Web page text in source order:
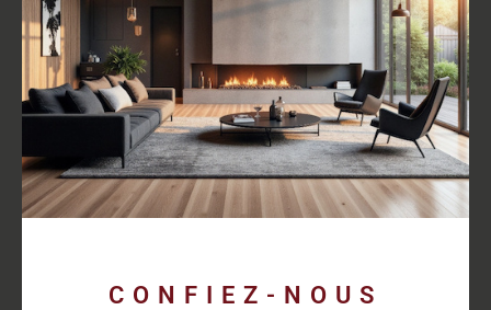
Découvrez lesannonces immobilières professionnelles au
Havreet bénéficiez d’un accompagnement sur mesure pour
concrétiser votre projet.
Une estimation
immobilière précise pour
CONFIEZ-NOUS